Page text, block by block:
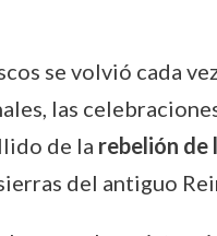
se volvió cada
las
de la rebelión de
del antiguo